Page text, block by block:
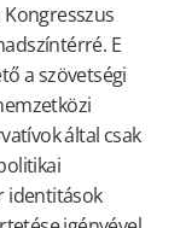
E
a szövetségi
által csak
identitások